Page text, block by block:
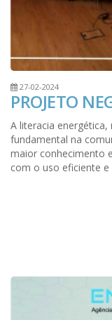
27-02-2024
PROJETO
A literacia
fundamental na
maior conhecimento
com o uso eficiente e